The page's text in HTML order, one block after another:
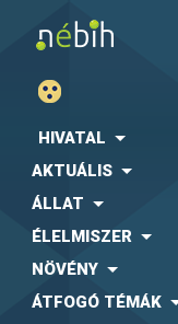
HIVATAL
AKTUÁLIS
ÁLLAT
ÉLELMISZER
NÖVÉNY
ÁTFOGÓ TÉMÁK